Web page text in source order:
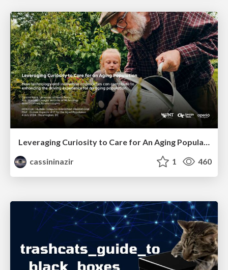
Leveraging Curiosity to Care for An Aging Population
cassininazir
1 460